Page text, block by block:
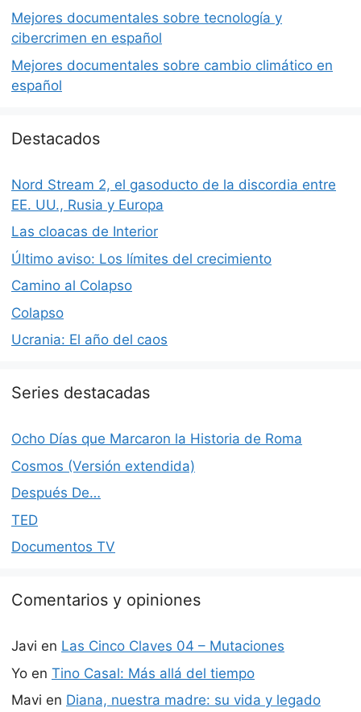
Mejores documentales sobre tecnología y
cibercrimen en español
Mejores documentales sobre cambio climático en
español
Destacados
Nord Stream 2, el gasoducto de la discordia entre
EE. UU., Rusia y Europa
Las cloacas de Interior
Último aviso: Los límites del crecimiento
Camino al Colapso
Colapso
Ucrania: El año del caos
Series destacadas
Ocho Días que Marcaron la Historia de Roma
Cosmos (Versión extendida)
Después De…
TED
Documentos TV
Comentarios y opiniones
Javi en Las Cinco Claves 04 – Mutaciones
Yo en Tino Casal: Más allá del tiempo
Mavi en Diana, nuestra madre: su vida y legado